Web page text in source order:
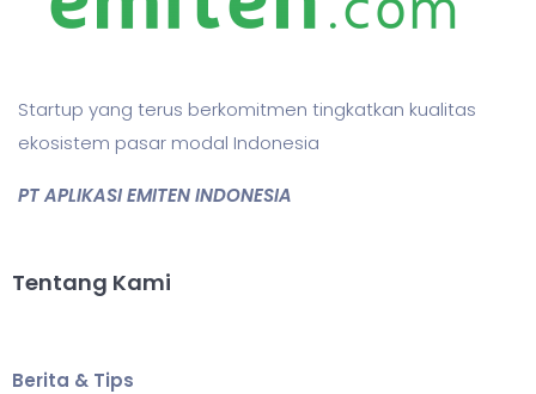
Startup yang terus berkomitmen tingkatkan kualitas
ekosistem pasar modal Indonesia
PT APLIKASI EMITEN INDONESIA
Tentang Kami
Berita & Tips